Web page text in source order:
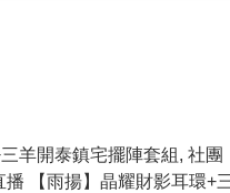
羊開泰鎮宅擺陣套組, 社
【雨揚】晶耀財影耳環